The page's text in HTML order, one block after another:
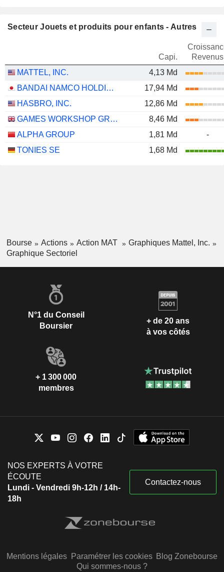
Secteur Jouets et produits pour enfants - Autres
Capi.
Revenus
MATTEL, INC.
4,13 Md
BANDAI NAMCO HOLDINGS INC.
17,94 Md
HASBRO, INC.
12,86 Md
GAMES WORKSHOP GROUP PLC
8,46 Md
ALPHA GROUP
1,81 Md
-
TONIES SE
1,68 Md
Bourse Actions Action MAT
Graphiques Mattel, Inc.
Graphique Sectoriel
N°1 du Conseil
Boursier
+ de 20 ans
à vos côtés
+ 1 300 000
membres
NOS EXPERTS À VOTRE
ÉCOUTE
Lundi - Vendredi 9h-12h / 14h-
18h
Contactez-nous
Mentions légales Paramétrer les cookies Blog Zonebourse
Qui sommes-nous ?